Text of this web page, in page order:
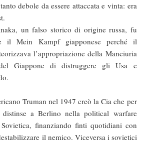
debole da essere attaccata e vinta: era
un falso storico di origine russa, fu
il Mein Kampf giapponese perché il
l’appropriazione della Manciuria
Giappone di distruggere gli Usa e
Truman nel 1947 creò la Cia che per
a Berlino nella political warfare
finanziando finti quotidiani con
il nemico. Viceversa i sovietici